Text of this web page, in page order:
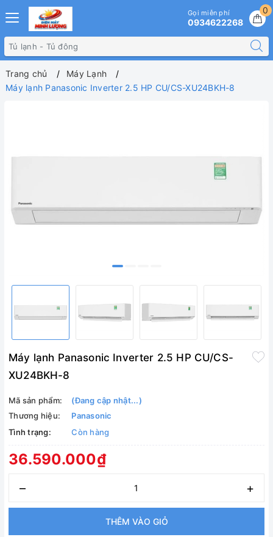
0
Gọi miễn phí
0934622268
Trang chủ
Máy Lạnh
Máy lạnh Panasonic Inverter 2.5 HP CU/CS-XU24BKH-8
Máy lạnh Panasonic Inverter 2.5 HP CU/CS-
XU24BKH-8
Mã sản phẩm:
(Đang cập nhật...)
Thương hiệu:
Panasonic
Tình trạng:
Còn hàng
36.590.000₫
– +
THÊM VÀO GIỎ